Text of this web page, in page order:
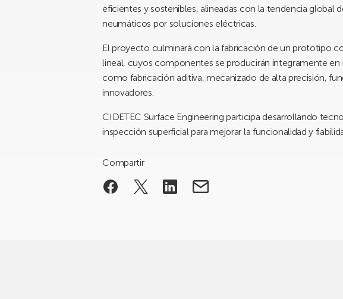
eficientes y sostenibles, alineadas con la tendencia global
neumáticos por soluciones eléctricas.
El proyecto culminará con la fabricación de un prototipo
lineal, cuyos componentes se producirán íntegramente en
como fabricación aditiva, mecanizado de alta precisión,
innovadores.
CIDETEC Surface Engineering participa desarrollando
inspección superficial para mejorar la funcionalidad y
Compartir